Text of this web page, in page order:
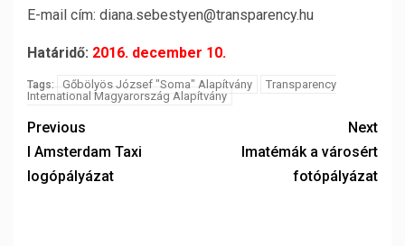
E-mail cím: diana.sebestyen@transparency.hu
Határidő: 2016. december 10.
Tags: Gőbölyös József "Soma" Alapítvány
Transparency
International Magyarország Alapítvány
Previous
I Amsterdam Taxi
logópályázat
Next
Imatémák a városért
fotópályázat